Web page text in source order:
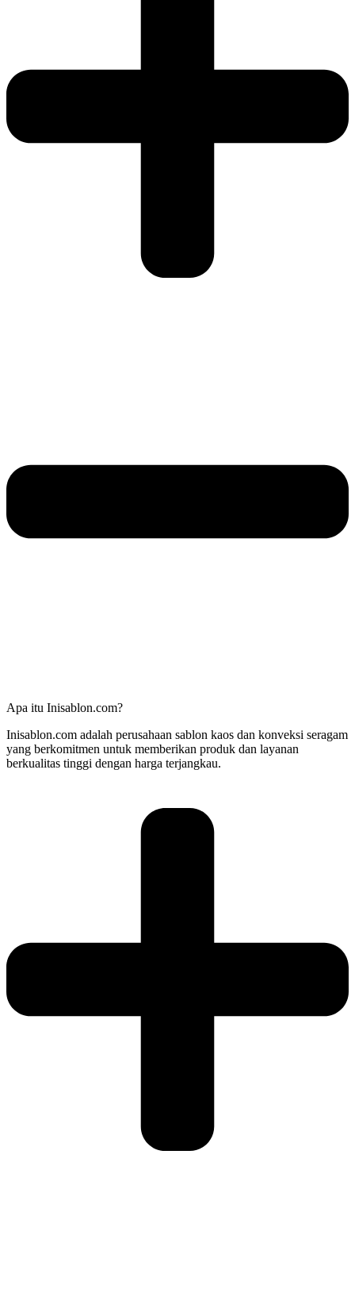
Apa itu Inisablon.com?
Inisablon.com adalah perusahaan sablon kaos dan konveksi seragam
yang berkomitmen untuk memberikan produk dan layanan
berkualitas tinggi dengan harga terjangkau.